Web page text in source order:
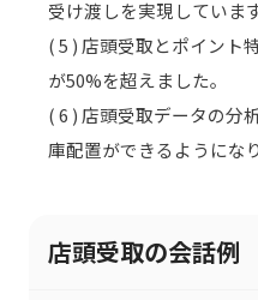
受け渡しを実現しています
( 5 ) 店頭受取とポイント
が50%を超えました。
( 6 ) 店頭受取データの分
庫配置ができるようにな
店頭受取の会話例